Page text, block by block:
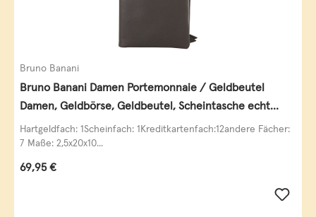
Bruno Banani
Bruno Banani Damen Portemonnaie / Geldbeutel
Damen, Geldbörse, Geldbeutel, Scheintasche echt
Leder
Hartgeldfach: 1Scheinfach: 1Kreditkartenfach:12andere Fächer:
7 Maße: 2,5x20x10...
Regulärer Preis:
69,95 €